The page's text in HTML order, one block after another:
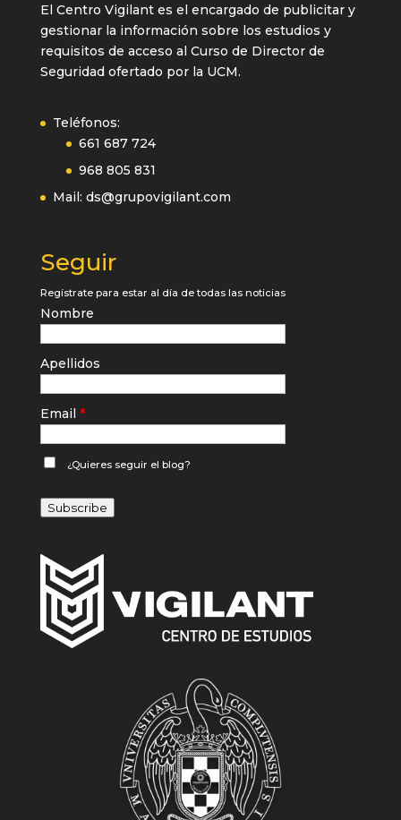
El Centro Vigilant es el encargado de publicitar y
gestionar la información sobre los estudios y
requisitos de acceso al Curso de Director de
Seguridad ofertado por la UCM.
Teléfonos:
661 687 724
968 805 831
Mail: ds@grupovigilant.com
Seguir
Regístrate para estar al día de todas las noticias
Nombre
Apellidos
Email *
¿Quieres seguir el blog?
Subscribe